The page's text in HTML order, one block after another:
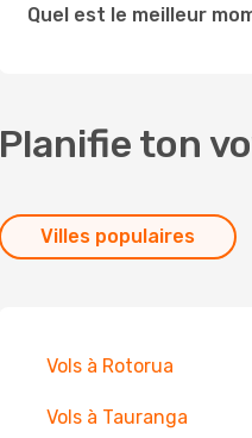
Quel est le meilleur
Planifie ton
Villes populaires
Vols à Rotorua
Vols à Tauranga